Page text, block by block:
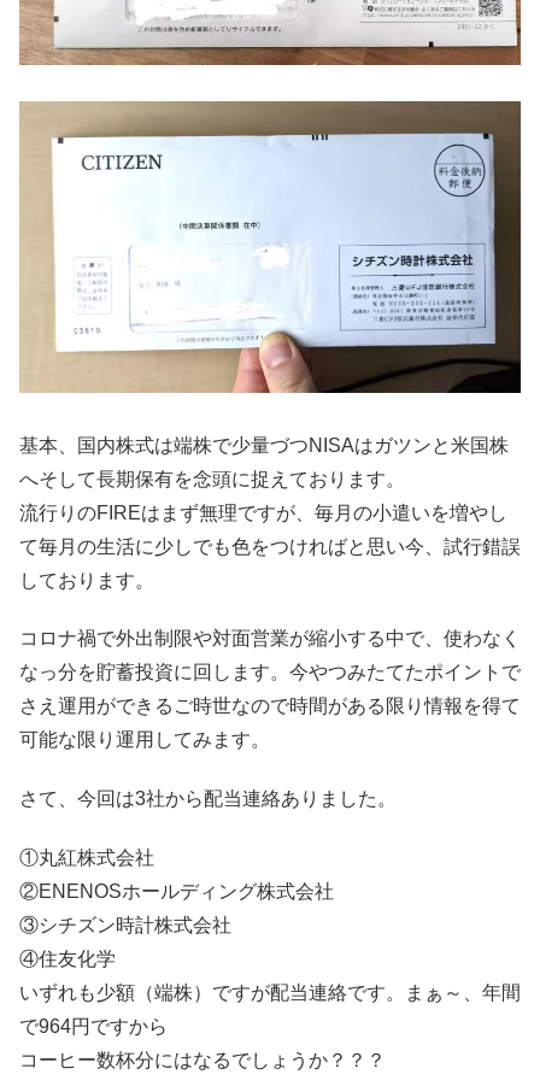
基本、国内株式は端株で少量づつNISAはガツンと米国株
へそして長期保有を念頭に捉えております。
流行りのFIREはまず無理ですが、毎月の小遣いを増やし
て毎月の生活に少しでも色をつければと思い今、試行錯誤
しております。
コロナ禍で外出制限や対面営業が縮小する中で、使わなく
なっ分を貯蓄投資に回します。今やつみたてたポイントで
さえ運用ができるご時世なので時間がある限り情報を得て
可能な限り運用してみます。
さて、今回は3社から配当連絡ありました。
①丸紅株式会社
②ENENOSホールディング株式会社
③シチズン時計株式会社
④住友化学
いずれも少額（端株）ですが配当連絡です。まぁ～、年間
で964円ですから
コーヒー数杯分にはなるでしょうか？？？